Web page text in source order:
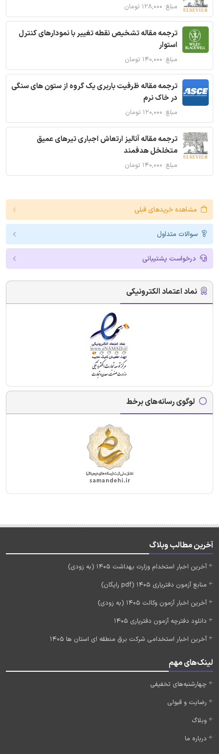
مبلغ: ۱۲۸,۰۰۰ تومان
ترجمه مقاله تشخیص نقطه تغییر با نمودارهای کنترل
استوار
مبلغ: ۱۴۰,۰۰۰ تومان
ترجمه مقاله ظرفیت باربری یک گروه از ستون های سنگی
در خاک نرم
مبلغ: ۱۲۰,۰۰۰ تومان
ترجمه مقاله آنالیز ارتعاش اجباری تیرهای عمیق
متخلخل هدفمند
مبلغ: ۱۴۰,۰۰۰ تومان
مشاهده خریدهای قبلی
سوالات متداول
درخواست پشتیبانی
نماد اعتماد الکترونیکی
لوگوی رسانه‌های برخط
آخرین مطالب وبلاگ
آخرین اخبار استخدام وزارت بهداشت 1405 (به زودی)
منابع آزمون دفتریاری 1405 (pdf رایگان)
آخرین اخبار آزمون وکالت 1405 (به زودی)
دانلود دفترچه آزمون دفتریاری 1405
آخرین اخبار استخدامی شرکت برق منطقه ای استان ها 1405
لینک‌های مهم
چهارشنبه‌های تخفیفی
رضایت و قبولی
وبلاگ
درباره ما